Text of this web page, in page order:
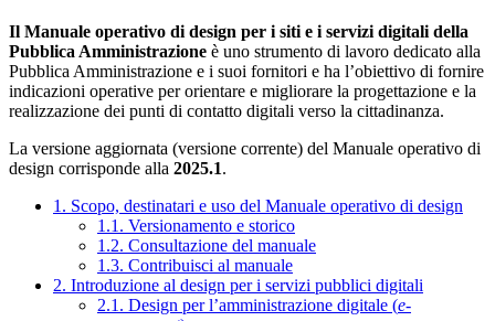
Il Manuale operativo di design per i siti e i servizi digitali della
Pubblica Amministrazione è uno strumento di lavoro dedicato alla
Pubblica Amministrazione e i suoi fornitori e ha l’obiettivo di fornire
indicazioni operative per orientare e migliorare la progettazione e la
realizzazione dei punti di contatto digitali verso la cittadinanza.
La versione aggiornata (versione corrente) del Manuale operativo di
design corrisponde alla 2025.1.
1. Scopo, destinatari e uso del Manuale operativo di design
1.1. Versionamento e storico
1.2. Consultazione del manuale
1.3. Contribuisci al manuale
2. Introduzione al design per i servizi pubblici digitali
2.1. Design per l’amministrazione digitale (e-